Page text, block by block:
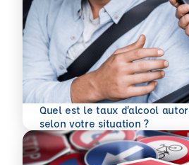
Quel est le taux d’alcool
selon votre situation ?
En savoir plus